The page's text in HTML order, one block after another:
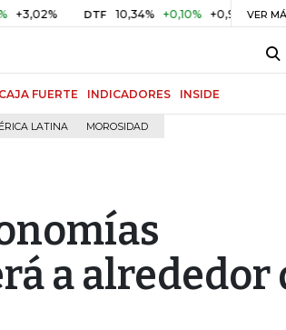
DTF 10,34% +0,10% +0,98% UVR $
VER
CAJA FUERTE INDICADORES INSIDE
LATINA MOROSIDAD
a alrededor